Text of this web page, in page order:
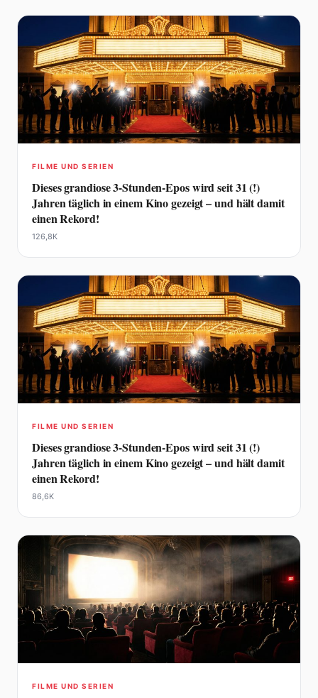
FILME UND SERIEN
Dieses grandiose 3-Stunden-Epos wird seit 31 (!)
Jahren täglich in einem Kino gezeigt – und hält damit
einen Rekord!
126,8K
FILME UND SERIEN
Dieses grandiose 3-Stunden-Epos wird seit 31 (!)
Jahren täglich in einem Kino gezeigt – und hält damit
einen Rekord!
86,6K
FILME UND SERIEN